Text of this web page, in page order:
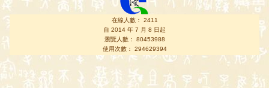
在線人數： 2411
自 2014 年 7 月 8 日起
瀏覽人數： 80453988
使用次數： 294629394